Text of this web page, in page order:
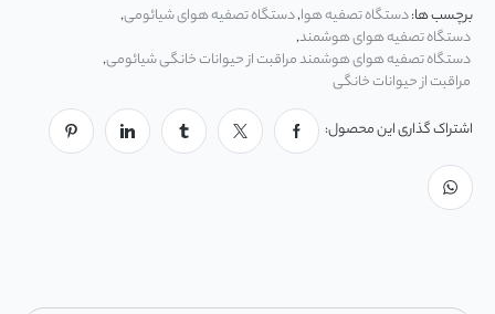
برچسب ها:دستگاه تصفیه هوا,دستگاه تصفیه هوای شیائومی,
دستگاه تصفیه هوای هوشمند,
دستگاه تصفیه هوای هوشمند مراقبت از حیوانات خانگی شیائومی,
مراقبت از حیوانات خانگی
اشتراک گذاری این محصول: